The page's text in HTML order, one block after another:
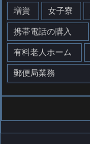
増資 女子寮
携帯電話の購入
有料老人ホーム
郵便局業務